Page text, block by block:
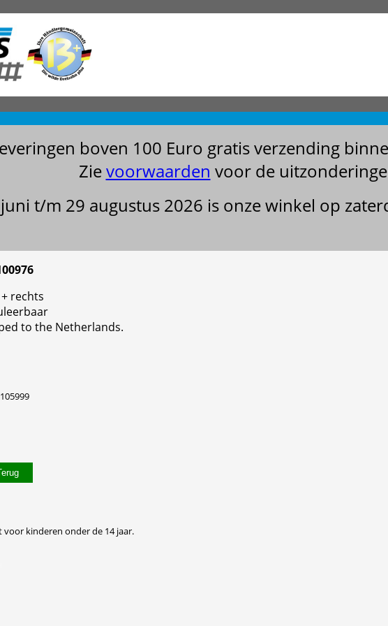
boven 100 Euro gratis verzending
Zievoorwaarden voor de
t/m 29 augustus 2026 is onze winkel op
rechts
to the Netherlands.
voor kinderen onder de 14 jaar.